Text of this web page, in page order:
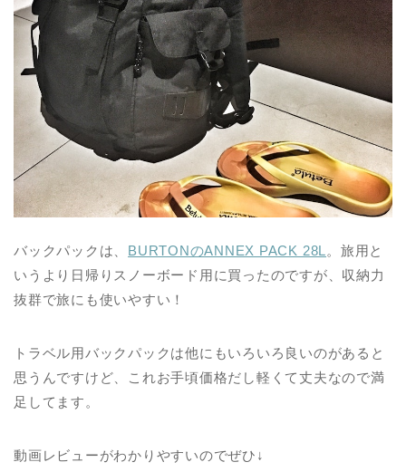
バックパックは、 BURTONのANNEX PACK 28L 。旅用と
いうより日帰りスノーボード用に買ったのですが、収納力
抜群で旅にも使いやすい！
トラベル用バックパックは他にもいろいろ良いのがあると
思うんですけど、これお手頃価格だし軽くて丈夫なので満
足してます。
動画レビューがわかりやすいのでぜひ↓